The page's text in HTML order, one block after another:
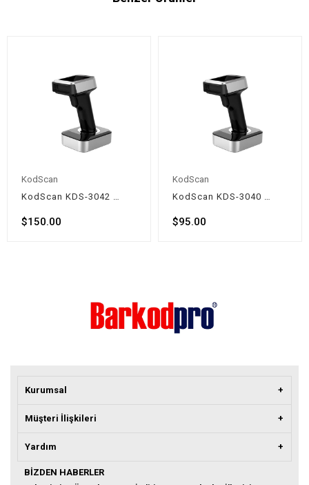
KodScan
KodScan KDS-3042 Kablosuz Karekod Barkod Okuyucu (2D)
$150.00
KodScan
KodScan KDS-3040 Kablosuz Lazer Barkod Okuyucu (1D)
$95.00
Kurumsal
Müşteri İlişkileri
Yardım
BIZDEN HABERLER